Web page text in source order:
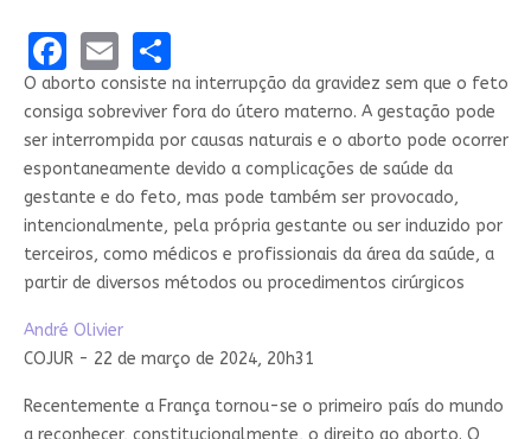
Facebook
EmailShare
O aborto consiste na interrupção da gravidez sem que o feto
consiga sobreviver fora do útero materno. A gestação pode
ser interrompida por causas naturais e o aborto pode ocorrer
espontaneamente devido a complicações de saúde da
gestante e do feto, mas pode também ser provocado,
intencionalmente, pela própria gestante ou ser induzido por
terceiros, como médicos e profissionais da área da saúde, a
partir de diversos métodos ou procedimentos cirúrgicos
André Olivier
COJUR - 22 de março de 2024, 20h31
Recentemente a França tornou-se o primeiro país do mundo
a reconhecer, constitucionalmente, o direito ao aborto. O